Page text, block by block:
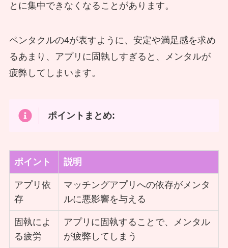
とに集中できなくなることがあります。
ペンタクルの4が表すように、安定や満足感を求め
るあまり、アプリに固執しすぎると、メンタルが
疲弊してしまいます。
ポイントまとめ:
ポイント 説明
アプリ依
存
マッチングアプリへの依存がメンタ
ルに悪影響を与える
固執によ
る疲労
アプリに固執することで、メンタル
が疲弊してしまう